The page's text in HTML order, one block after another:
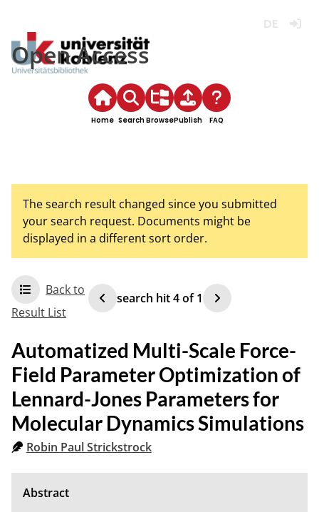
Open Access
Home SearchBrowsePublish FAQ
The search result changed since you submitted
your search request. Documents might be
displayed in a different sort order.
search hit4of1
Back to
Result List
Automatized Multi-Scale Force-
Field Parameter Optimization of
Lennard-Jones Parameters for
Molecular Dynamics Simulations
Robin Paul Strickstrock